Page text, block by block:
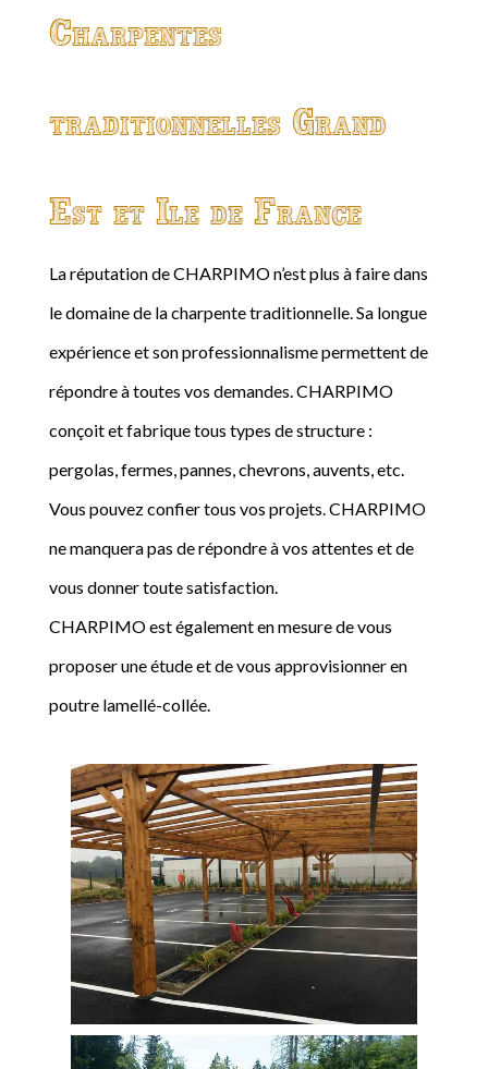
Charpentes
traditionnelles Grand
Est et Ile de France
La réputation de CHARPIMO n’est plus à faire dans
le domaine de la charpente traditionnelle. Sa longue
expérience et son professionnalisme permettent de
répondre à toutes vos demandes. CHARPIMO
conçoit et fabrique tous types de structure :
pergolas, fermes, pannes, chevrons, auvents, etc.
Vous pouvez confier tous vos projets. CHARPIMO
ne manquera pas de répondre à vos attentes et de
vous donner toute satisfaction.
CHARPIMO est également en mesure de vous
proposer une étude et de vous approvisionner en
poutre lamellé-collée.